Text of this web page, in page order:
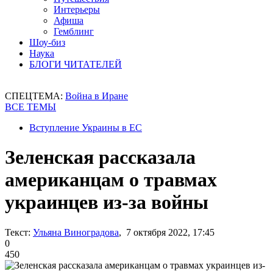
Интерьеры
Афиша
Гемблинг
Шоу-биз
Наука
БЛОГИ ЧИТАТЕЛЕЙ
СПЕЦТЕМА: Война в Иране
ВСЕ ТЕМЫ
Вступление Украины в ЕС
Зеленская рассказала
американцам о травмах
украинцев из-за войны
Текст: Ульяна Виноградова, 7 октября 2022, 17:45
0
450